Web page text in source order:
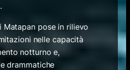
Matapan pose in rilievo
nelle capacità
notturno e,
drammatiche